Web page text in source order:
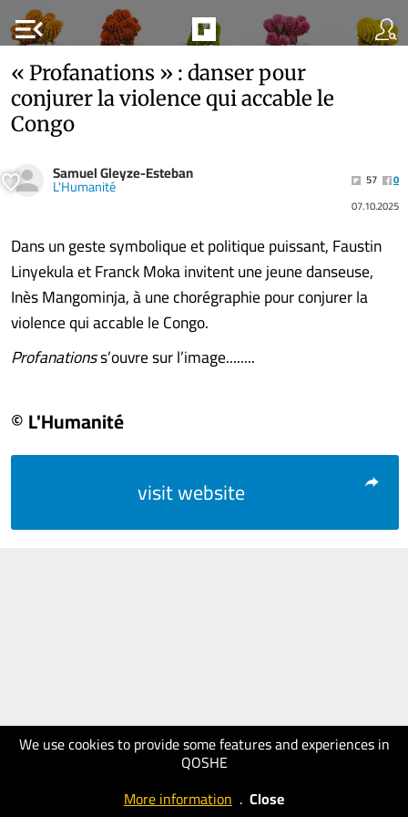
menu_open
We use cookies to provide some features and experiences in
QOSHE
More information . Close
« Profanations » : danser pour
conjurer la violence qui accable le
Congo
Samuel Gleyze-Esteban
L'Humanité 57
0
07.10.2025
Dans un geste symbolique et politique puissant, Faustin
Linyekula et Franck Moka invitent une jeune danseuse,
Inès Mangominja, à une chorégraphie pour conjurer la
violence qui accable le Congo.
Profanationss’ouvre sur l’image........
© L'Humanité
visit website